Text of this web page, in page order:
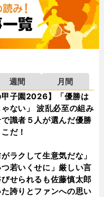
週間
月間
甲子園2026】「優勝は
ない」 波乱必至の組み
識者５人が選んだ優勝
だ！
がラクして生意気だな」
つ若いくせに」厳しい言
せられるも佐藤慎太郎
誇りとファンへの思い